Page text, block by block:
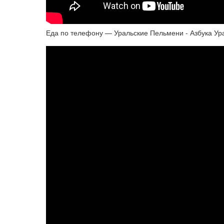
Еда по телефону — Уральские Пельмени - Азбука